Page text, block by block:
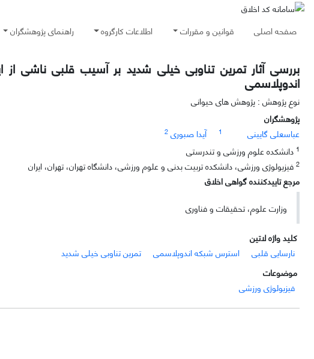
صفحه اصلی قوانین و مقررات اطلاعات کارگروه راهنمای پژوهشگران
بررسی آثار تمرین تناوبی خیلی شدید بر آسیب قلبی ناشی
اندوپلاسمی
نوع پژوهش : پژوهش های حیوانی
پژوهشگران
عباسعلی گایینی
1 آیدا صبوری 2
1 دانشکده علوم ورزشی و تندرستی
2 فیزیولوژی ورزشی، دانشکده تربیت بدنی و علوم ورزشی، دانشگاه تهران، تهران، ایران
مرجع تاییدکننده گواهی اخلاق
وزارت علوم، تحقیقات و فناوری
کلید واژه لاتین
نارسایی قلبی
استرس شبکه اندوپلاسمی
تمرین تناوبی خیلی شدید
موضوعات
فیزیولوژی ورزشی